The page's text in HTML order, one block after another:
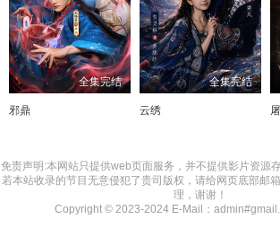
全集完结
邪鼎
全集完结
云绣
免责声明:本网站只提供web页面服务，并不提供影片资源
若本站收录的节目无意侵犯了贵司版权，请给网页底部邮
理，谢谢！
Copyright © 2023-2024 E-Mail：